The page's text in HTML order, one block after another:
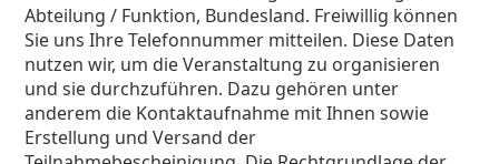
Abteilung / Funktion, Bundesland. Freiwillig können
Sie uns Ihre Telefonnummer mitteilen. Diese Daten
nutzen wir, um die Veranstaltung zu organisieren
und sie durchzuführen. Dazu gehören unter
anderem die Kontaktaufnahme mit Ihnen sowie
Erstellung und Versand der